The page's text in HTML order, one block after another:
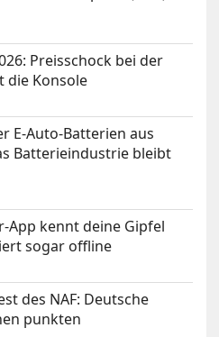
Preisschock bei der
die Konsole
E-Auto-Batterien aus
Batterieindustrie bleibt
App kennt deine Gipfel
sogar offline
des NAF: Deutsche
punkten